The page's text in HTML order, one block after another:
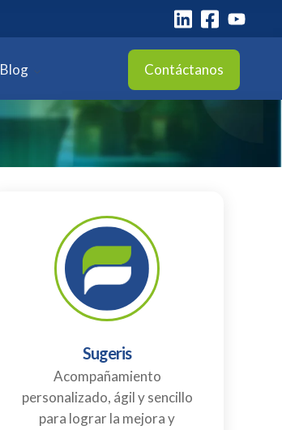
Blog Contáctanos
Sugeris
Acompañamiento
personalizado, ágil y sencillo
para lograr la mejora y